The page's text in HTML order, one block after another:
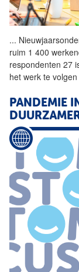
...
ruim 1 400
respondenten 27
het werk te volgen
PANDEMIE